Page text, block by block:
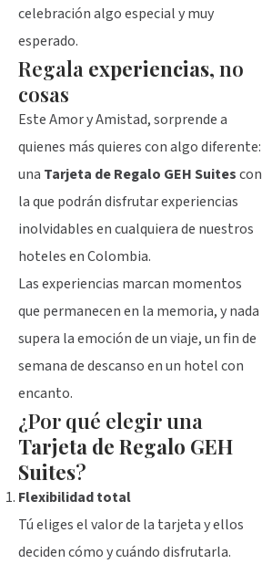
celebración algo especial y muy
esperado.
Regala experiencias, no
cosas
Este Amor y Amistad, sorprende a
quienes más quieres con algo diferente:
una Tarjeta de Regalo GEH Suitescon
la que podrán disfrutar experiencias
inolvidables en cualquiera de nuestros
hoteles en Colombia.
Las experiencias marcan momentos
que permanecen en la memoria, y nada
supera la emoción de un viaje, un fin de
semana de descanso en un hotel con
encanto.
¿Por qué elegir una
Tarjeta de Regalo GEH
Suites?
Flexibilidad total
Tú eliges el valor de la tarjeta y ellos
deciden cómo y cuándo disfrutarla.